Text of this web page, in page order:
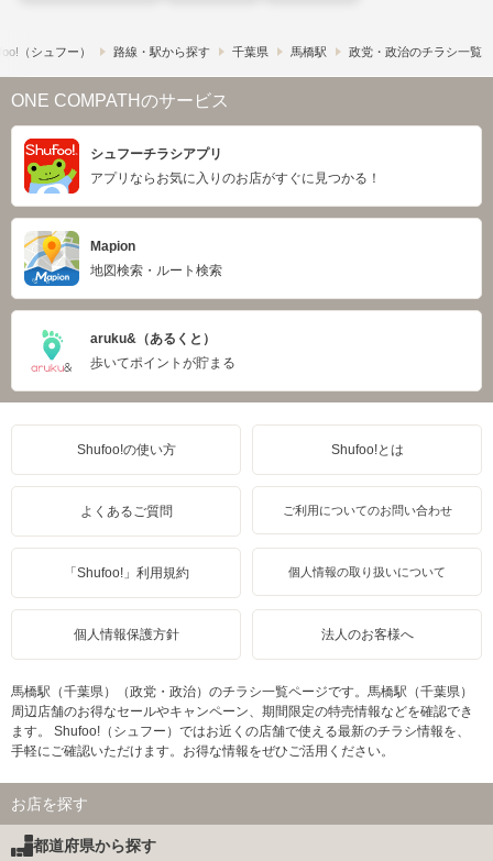
（シュフー） 路線・駅から探す 千葉県 馬橋駅 政党・政治のチラシ一覧
ONE COMPATHのサービス
シュフーチラシアプリ
アプリならお気に入りのお店がすぐに見つかる！
Mapion
地図検索・ルート検索
aruku&（あるくと）
歩いてポイントが貯まる
Shufoo!の使い方 Shufoo!とは
よくあるご質問 ご利用についてのお問い合わせ
「Shufoo!」利用規約 個人情報の取り扱いについて
個人情報保護方針 法人のお客様へ
馬橋駅（千葉県）（政党・政治）のチラシ一覧ページです。馬橋駅（千葉県）
周辺店舗のお得なセールやキャンペーン、期間限定の特売情報などを確認でき
ます。 Shufoo!（シュフー）ではお近くの店舗で使える最新のチラシ情報を、
手軽にご確認いただけます。お得な情報をぜひご活用ください。
お店を探す
都道府県から探す